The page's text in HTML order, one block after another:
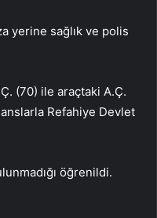
yerine sağlık ve polis
(70) ile araçtaki A.Ç.
Refahiye Devlet
öğrenildi.